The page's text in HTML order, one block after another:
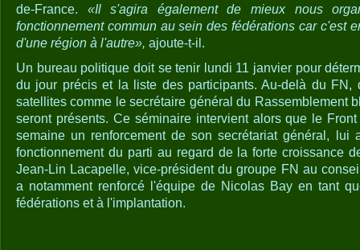
de-France. «Il s'agira également de mieux nous
fonctionnement commun au sein des fédérations car c'est
d'une région à l'autre», ajoute-t-il.
Un bureau politique doit se tenir lundi 11 janvier pour
du jour précis et la liste des participants. Au-delà du FN,
satellites comme le secrétaire général du Rassemblement
seront présents. Ce séminaire intervient alors que le
semaine un renforcement de son secrétariat général, lui
fonctionnement du parti au regard de la forte croissance
Jean-Lin Lacapelle, vice-président du groupe FN au
a notamment renforcé l'équipe de Nicolas Bay en tant
fédérations et à l'implantation.